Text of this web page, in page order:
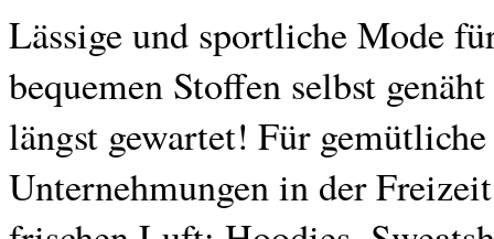
Lässige und sportliche Mode
bequemen Stoffen selbst
längst gewartet! Für
Unternehmungen in der